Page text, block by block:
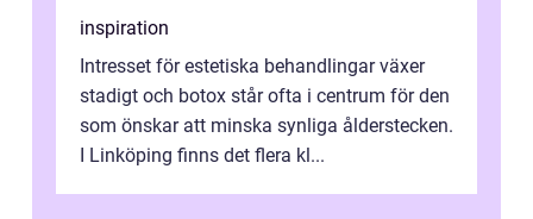
inspiration
Intresset för estetiska behandlingar växer
stadigt och botox står ofta i centrum för den
som önskar att minska synliga ålderstecken.
I Linköping finns det flera kl...